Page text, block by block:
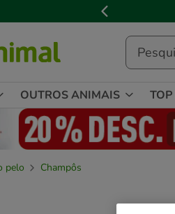
de
mensagem,
OUTROS ANIMAIS
pelo
Champôs